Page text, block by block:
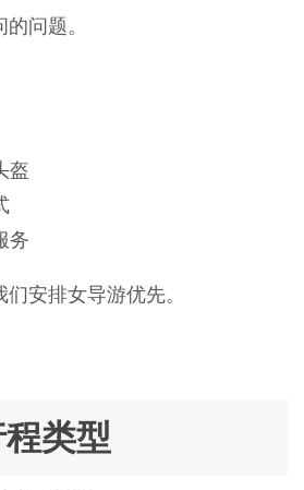
问题。
盔
务
安排女导游优先。
类型